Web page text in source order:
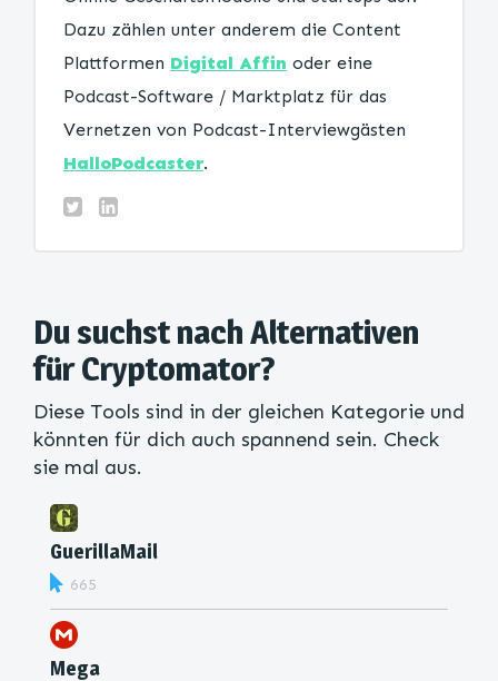
Dazu zählen unter anderem die Content
Plattformen Digital Affin oder eine
Podcast-Software / Marktplatz für das
Vernetzen von Podcast-Interviewgästen
HalloPodcaster.
Du suchst nach Alternativen
für Cryptomator?
Diese Tools sind in der gleichen Kategorie und
könnten für dich auch spannend sein. Check
sie mal aus.
GuerillaMail
665
Mega